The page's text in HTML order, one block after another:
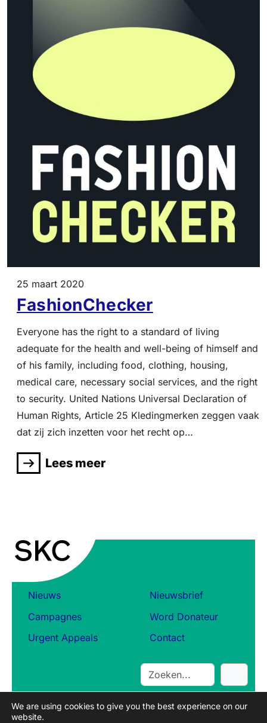
25 maart 2020
FashionChecker
Everyone has the right to a standard of living
adequate for the health and well-being of himself and
of his family, including food, clothing, housing,
medical care, necessary social services, and the right
to security. United Nations Universal Declaration of
Human Rights, Article 25 Kledingmerken zeggen vaak
dat zij zich inzetten voor het recht op…
Lees meer
Nieuws
Campagnes
Urgent Appeals
Nieuwsbrief
Word Donateur
Contact
S
e
r
We are using cookies to give you the best experience on our
website.